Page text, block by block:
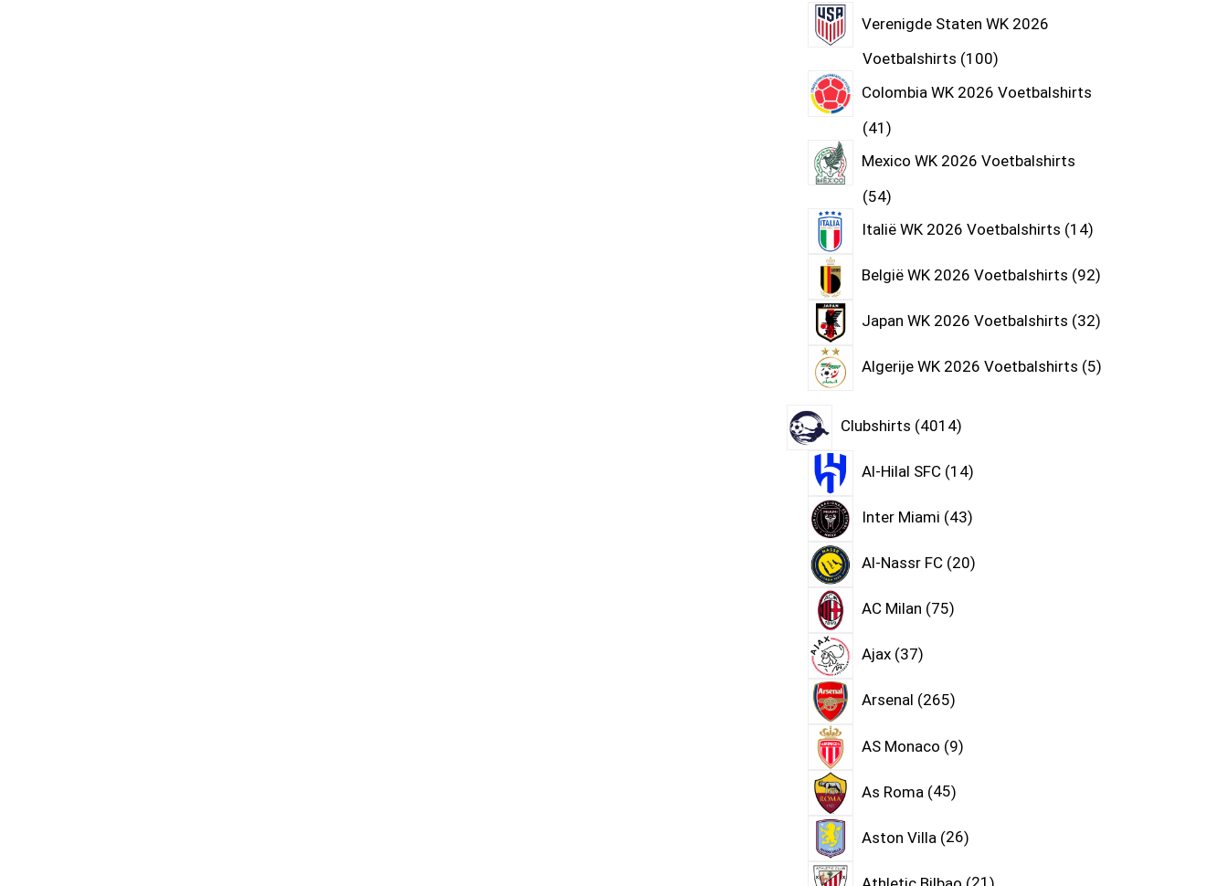
Verenigde Staten WK 2026
Voetbalshirts 100
Colombia WK 2026 Voetbalshirts
41
Mexico WK 2026 Voetbalshirts
54
Italië WK 2026 Voetbalshirts 14
België WK 2026 Voetbalshirts 92
Japan WK 2026 Voetbalshirts 32
Algerije WK 2026 Voetbalshirts 5
Clubshirts 4014
Al-Hilal SFC 14
Inter Miami 43
Al-Nassr FC 20
AC Milan 75
Ajax 37
Arsenal 265
AS Monaco 9
As Roma 45
Aston Villa 26